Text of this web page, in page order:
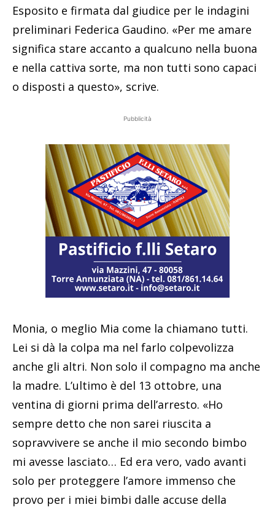
Esposito e firmata dal giudice per le indagini
preliminari Federica Gaudino. «Per me amare
significa stare accanto a qualcuno nella buona
e nella cattiva sorte, ma non tutti sono capaci
o disposti a questo», scrive.
Pubblicità
Monia, o meglio Mia come la chiamano tutti.
Lei si dà la colpa ma nel farlo colpevolizza
anche gli altri. Non solo il compagno ma anche
la madre. L’ultimo è del 13 ottobre, una
ventina di giorni prima dell’arresto. «Ho
sempre detto che non sarei riuscita a
sopravvivere se anche il mio secondo bimbo
mi avesse lasciato… Ed era vero, vado avanti
solo per proteggere l’amore immenso che
provo per i miei bimbi dalle accuse della